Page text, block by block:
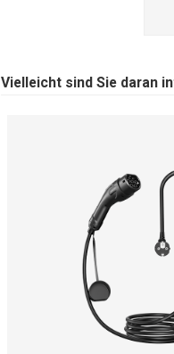
Vielleicht sind Sie daran